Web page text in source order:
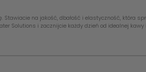
na jakość, dbałość i elastyczność, która
Solutions i zacznijcie każdy dzień od idealnej